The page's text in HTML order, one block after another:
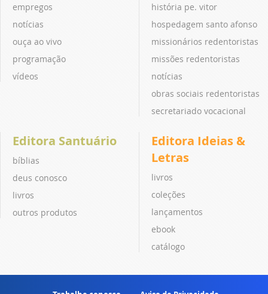
empregos
notícias
ouça ao vivo
programação
vídeos
história pe. vitor
hospedagem santo afonso
missionários redentoristas
missões redentoristas
notícias
obras sociais redentoristas
secretariado vocacional
Editora Santuário
bíblias
deus conosco
livros
outros produtos
Editora Ideias &
Letras
livros
coleções
lançamentos
ebook
catálogo